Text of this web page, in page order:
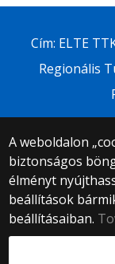
A weboldalon
biztonságos
élményt
beállítások
beállításaiban.
Cím: ELTE
Regionális
© 2025
1053